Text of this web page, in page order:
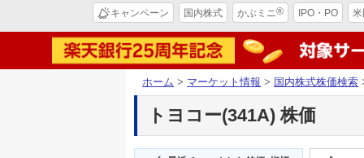
キャンペーン 国内株式 かぶミニ® IPO・PO
ホーム > マーケット情報 > 国内株式株価検索
トヨコー(341A) 株価